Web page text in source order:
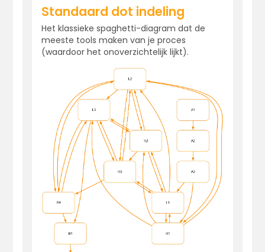
Standaard dot indeling
Het klassieke spaghetti-diagram dat de
meeste tools maken van je proces
(waardoor het onoverzichtelijk lijkt).